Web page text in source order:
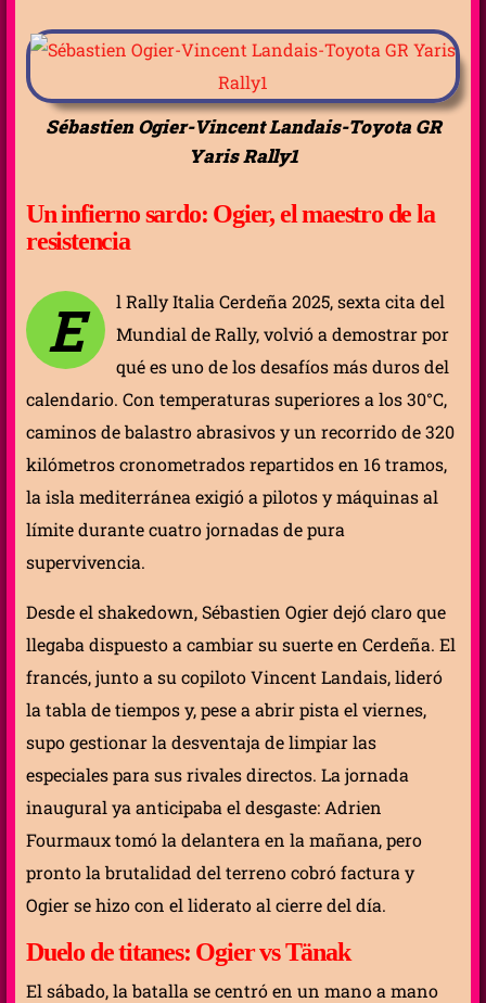
Sébastien Ogier-Vincent Landais-Toyota GR
Yaris Rally1
Un infierno sardo: Ogier, el maestro de la
resistencia
E
l Rally Italia Cerdeña 2025, sexta cita del
Mundial de Rally, volvió a demostrar por
qué es uno de los desafíos más duros del
calendario. Con temperaturas superiores a los 30°C,
caminos de balastro abrasivos y un recorrido de 320
kilómetros cronometrados repartidos en 16 tramos,
la isla mediterránea exigió a pilotos y máquinas al
límite durante cuatro jornadas de pura
supervivencia.
Desde el shakedown, Sébastien Ogier dejó claro que
llegaba dispuesto a cambiar su suerte en Cerdeña. El
francés, junto a su copiloto Vincent Landais, lideró
la tabla de tiempos y, pese a abrir pista el viernes,
supo gestionar la desventaja de limpiar las
especiales para sus rivales directos. La jornada
inaugural ya anticipaba el desgaste: Adrien
Fourmaux tomó la delantera en la mañana, pero
pronto la brutalidad del terreno cobró factura y
Ogier se hizo con el liderato al cierre del día.
Duelo de titanes: Ogier vs Tänak
El sábado, la batalla se centró en un mano a mano